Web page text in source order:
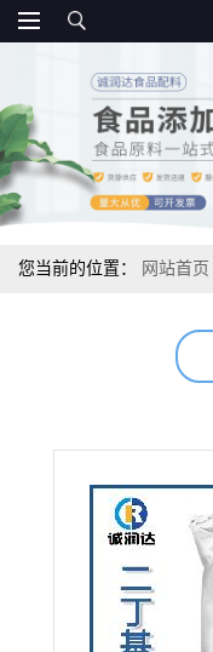
您当前的位置： 网站首页